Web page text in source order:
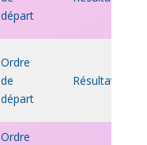
départ
Ordre
de
départ
Résultats
Ordre